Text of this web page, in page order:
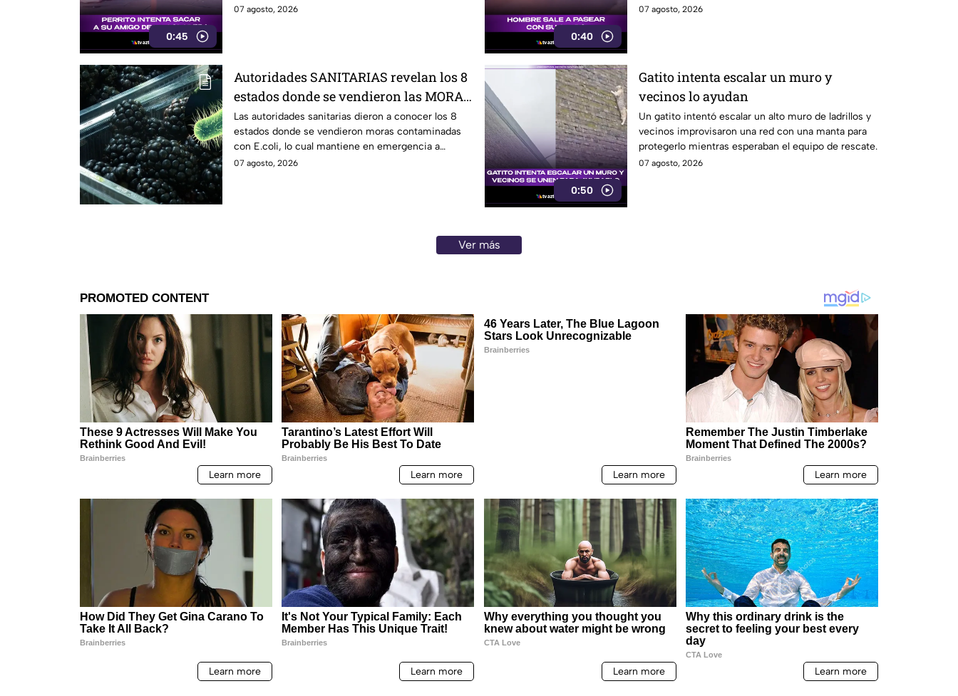
0:45
07 agosto, 2026
0:40
07 agosto, 2026
Autoridades SANITARIAS revelan los 8
estados donde se vendieron las MORAS
contaminadas con E.coli
Las autoridades sanitarias dieron a conocer los 8
estados donde se vendieron moras contaminadas
con E.coli, lo cual mantiene en emergencia a
Estados Unidos.
07 agosto, 2026
0:50
Gatito intenta escalar un muro y
vecinos lo ayudan
Un gatito intentó escalar un alto muro de ladrillos y
vecinos improvisaron una red con una manta para
protegerlo mientras esperaban el equipo de rescate.
07 agosto, 2026
Ver más